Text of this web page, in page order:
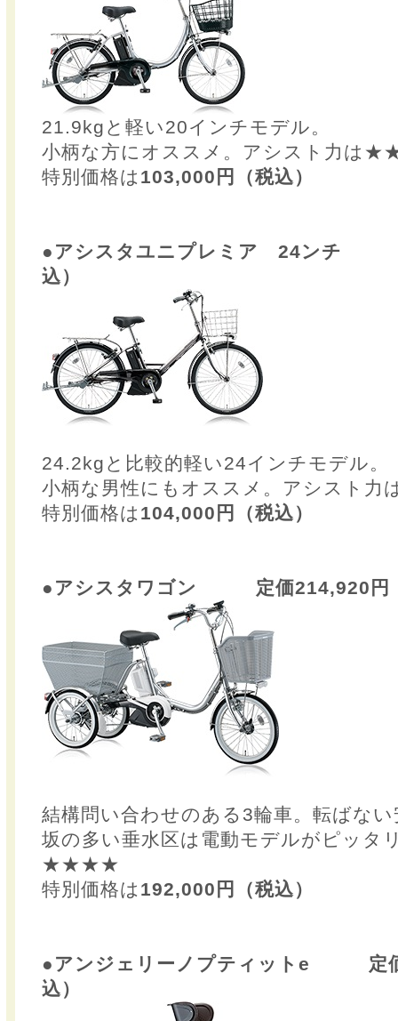
21.9kgと軽い20インチモデル。
小柄な方にオススメ。アシスト力は
特別価格は 103,000円（税込）
●アシスタユニプレミア 24ンチ
込）
24.2kgと比較的軽い24インチモデル。
小柄な男性にもオススメ。アシスト
特別価格は 104,000円（税込）
●アシスタワゴン 定価214,920円
結構問い合わせのある3輪車。転ばな
坂の多い垂水区は電動モデルがピッタ
★★★★
特別価格は 192,000円（税込）
●アンジェリーノプティットe 定価
込）